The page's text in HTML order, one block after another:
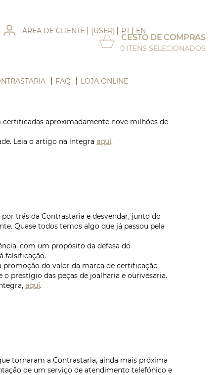
ÁREA DE CLIENTE {USER} PT EN
CESTO DE COMPRAS
0ITENS SELECIONADOS
FAQ LOJA ONLINE
certificadas aproximadamente nove milhões de
Leia o artigo na íntegra aqui.
trás da Contrastaria e desvendar, junto do
Quase todos temos algo que já passou pela
com um propósito da defesa do
falsificação.
promoção do valor da marca de certificação
prestígio das peças de joalharia e ourivesaria.
aqui.
tornaram a Contrastaria, ainda mais próxima
de um serviço de atendimento telefónico e